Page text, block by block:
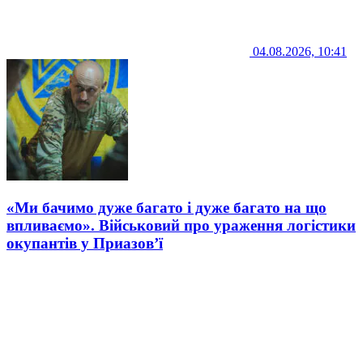
04.08.2026, 10:41
«Ми бачимо дуже багато і дуже багато на що
впливаємо». Військовий про ураження логістики
окупантів у Приазов’ї